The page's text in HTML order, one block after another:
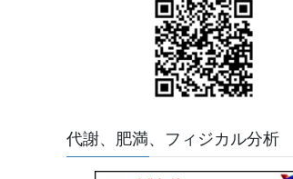
代謝、肥満、フィジカル分析